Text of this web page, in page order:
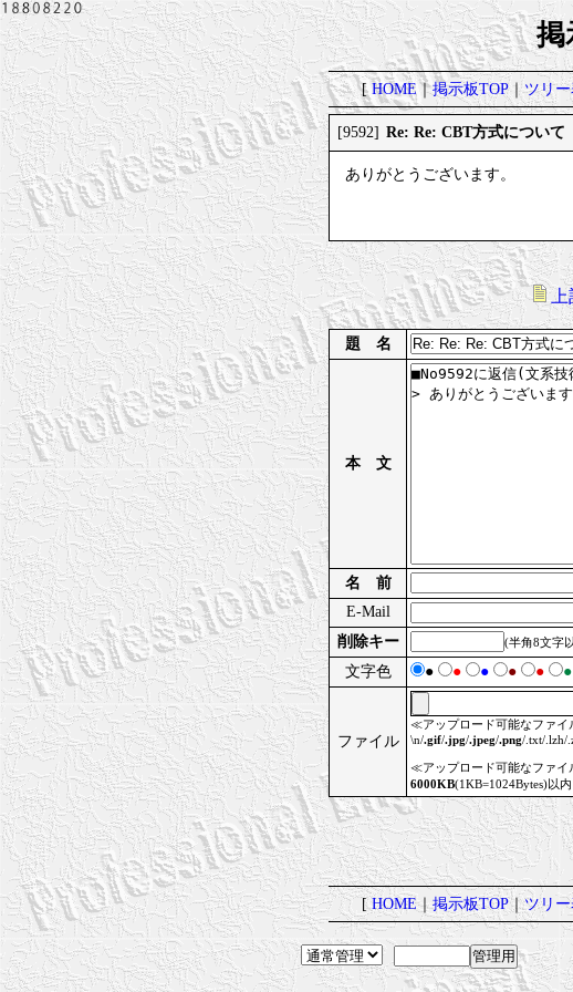
掲
[HOME｜掲示板TOP｜ツリ
[9592] Re: Re: CBT方式について
ありがとうございます。
上
題 名
本 文
名 前
E-Mail
削除キー
(半角8文字
文字色 ● ● ● ● ● ●
ファイル
≪アップロード可能なファ
\n/.gif/.jpg/.jpeg/.png/.txt/.lzh/
≪アップロード可能なファ
6000KB(1KB=1024Bytes)以
[HOME｜掲示板TOP｜ツリ